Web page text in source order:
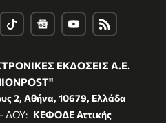
ΕΚΔΟΣΕΙΣ Α.Ε.
2, Αθήνα, 10679, Ελλάδα
ΔΟΥ: ΚΕΦΟΔΕ Αττικής